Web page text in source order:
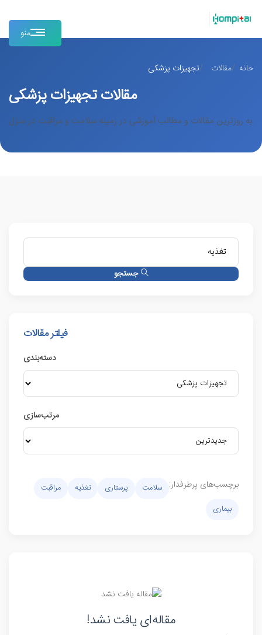
منو
خانه مقالات تجهیزات پزشکی
مقالات تجهیزات پزشکی
به روزترین مقالات و مطالب آموزشی در زمینه سلامت و مراقبت در منزل
جستجو
فیلتر مقالات
دسته‌بندی
مرتب‌سازی
برچسب‌های پرطرفدار: سلامت پرستاری تغذیه
مراقبت
بیماری
مقاله‌ای یافت نشد!